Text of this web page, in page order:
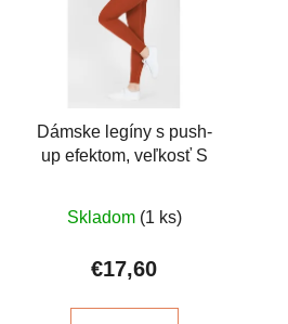
Dámske legíny s push-
up efektom, veľkosť S
hodnotenie
produktu
Skladom (1 ks)
€17,60